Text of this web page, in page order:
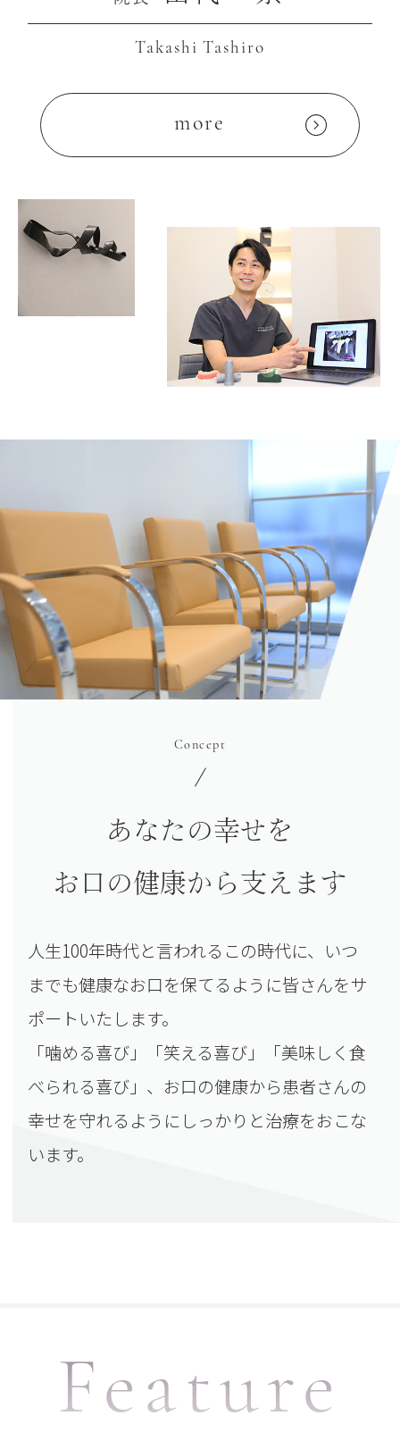
Takashi Tashiro
more
Concept
あなたの幸せを
お口の健康から支えます
人生100年時代と言われるこの時代に、いつ
までも健康なお口を保てるように皆さんをサ
ポートいたします。
「噛める喜び」「笑える喜び」「美味しく食
べられる喜び」、 お口の健康から患者さんの
幸せを守れるようにしっかりと治療をおこな
います。
Feature